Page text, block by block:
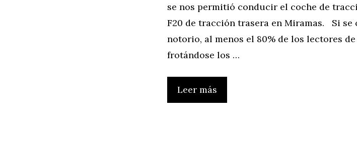
se nos permitió conducir el coche de
F20 de tracción trasera en Miramas. Si
notorio, al menos el 80% de los lectores
frotándose los …
Leer más